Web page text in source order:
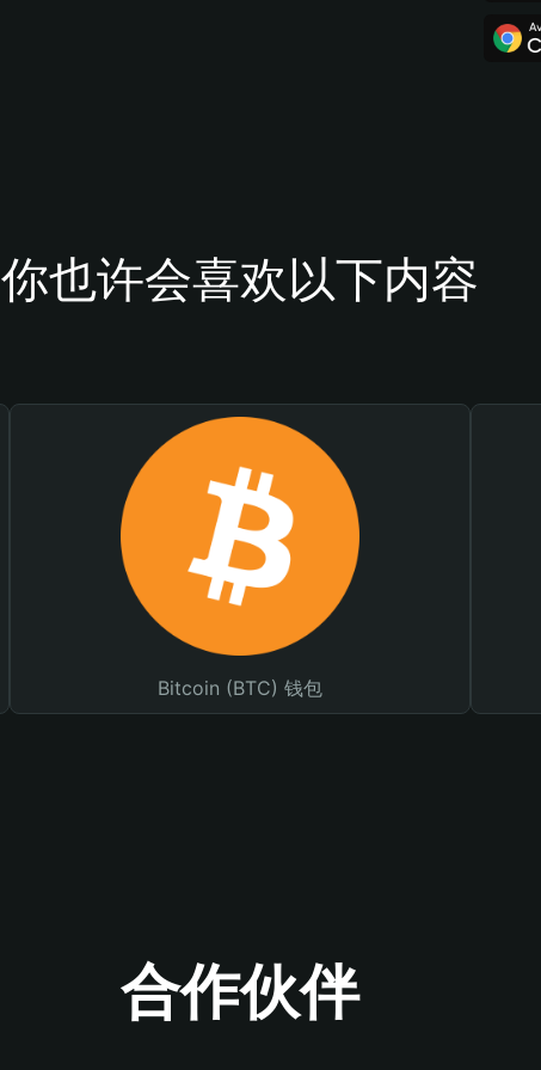
你也许会喜欢以下内容
Bitcoin (BTC) 钱包
合作伙伴